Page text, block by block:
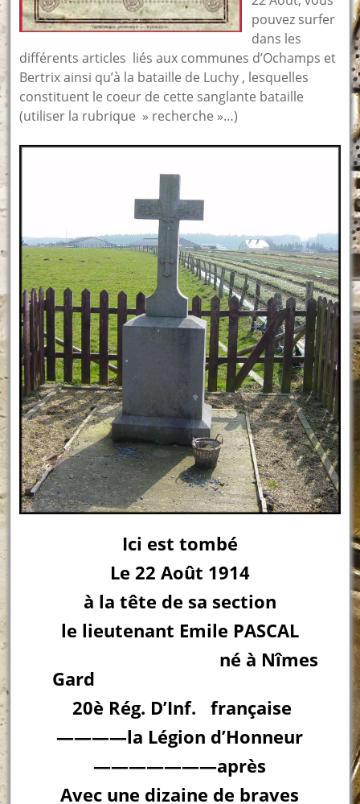
pouvez surfer
dans les
différents articles liés aux communes d’Ochamps et
Bertrix ainsi qu’à la bataille de Luchy , lesquelles
constituent le coeur de cette sanglante bataille
(utiliser la rubrique » recherche »…)
Ici est tombé
Le 22 Août 1914
à la tête de sa section
le lieutenant Emile PASCAL
né à Nîmes
Gard
20è Rég. D’Inf. française
————la Légion d’Honneur
———————après
Avec une dizaine de braves